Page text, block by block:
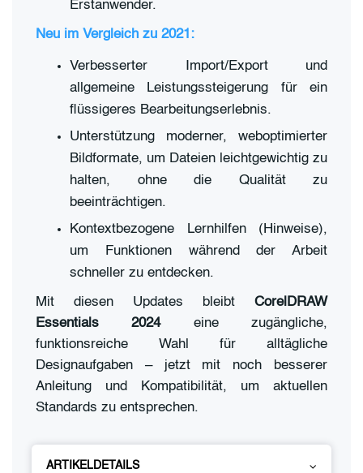
Erstanwender.
Neu im Vergleich zu 2021:
Verbesserter Import/Export und
allgemeine Leistungssteigerung für ein
flüssigeres Bearbeitungserlebnis.
Unterstützung moderner, weboptimierter
Bildformate, um Dateien leichtgewichtig zu
halten, ohne die Qualität zu
beeinträchtigen.
Kontextbezogene Lernhilfen (Hinweise),
um Funktionen während der Arbeit
schneller zu entdecken.
Mit diesen Updates bleibt CorelDRAW
Essentials 2024eine zugängliche,
funktionsreiche Wahl für alltägliche
Designaufgaben – jetzt mit noch besserer
Anleitung und Kompatibilität, um aktuellen
Standards zu entsprechen.
ARTIKELDETAILS